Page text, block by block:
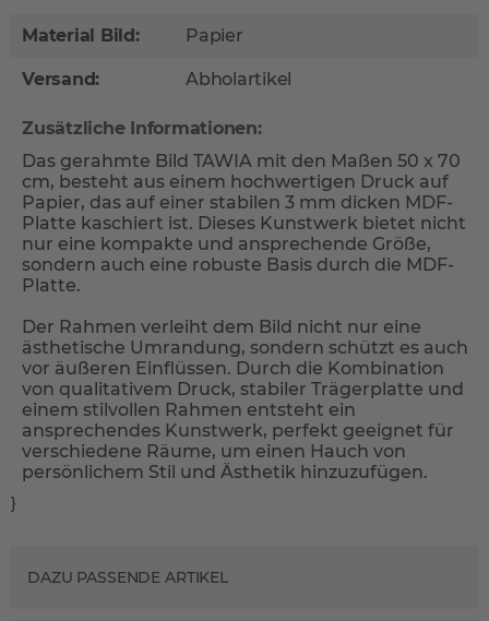
Material Bild: Papier
Versand: Abholartikel
Zusätzliche Informationen:
Das gerahmte Bild TAWIA mit den Maßen 50 x 70
cm, besteht aus einem hochwertigen Druck auf
Papier, das auf einer stabilen 3 mm dicken MDF-
Platte kaschiert ist. Dieses Kunstwerk bietet nicht
nur eine kompakte und ansprechende Größe,
sondern auch eine robuste Basis durch die MDF-
Platte.
Der Rahmen verleiht dem Bild nicht nur eine
ästhetische Umrandung, sondern schützt es auch
vor äußeren Einflüssen. Durch die Kombination
von qualitativem Druck, stabiler Trägerplatte und
einem stilvollen Rahmen entsteht ein
ansprechendes Kunstwerk, perfekt geeignet für
verschiedene Räume, um einen Hauch von
persönlichem Stil und Ästhetik hinzuzufügen.
}
DAZU PASSENDE ARTIKEL